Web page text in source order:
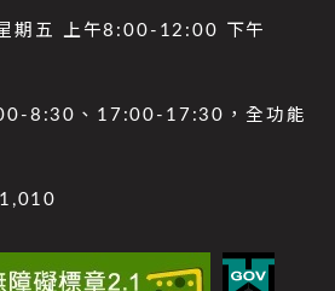
期五 上午8:00-12:00 下午
8:30、17:00-17:30，全功能